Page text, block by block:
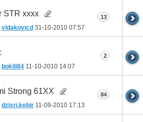
STR xxxx
vidakovicd 31-10-2010 07:57
13
bokili84 11-10-2010 14:07
2
Strong 61XX
dzisri.kebir 11-09-2010 17:13
84